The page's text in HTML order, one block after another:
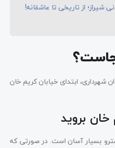
شیراز؛ از تاریخی تا عاشقانه!
ابتدای خیابان کریم خان
خان بروید
بسیار آسان است. در صورتی که